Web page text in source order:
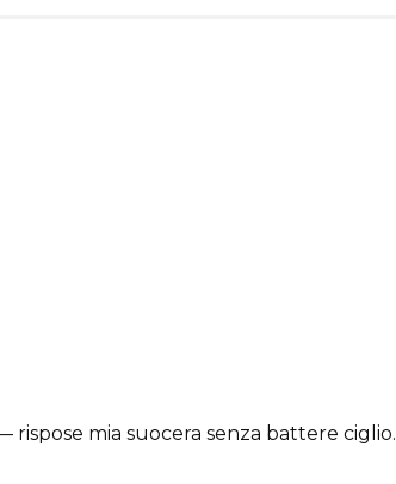
rispose mia suocera senza battere ciglio.